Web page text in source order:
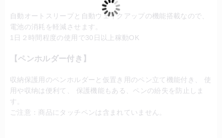
自動オートスリープと自動ウェイクアップの機能搭載なので、
電池の消耗を軽減させます。
1日２時間程度の使用で30日以上稼動OK
【ペンホルダー付き】
収納保護用のペンホルダーと仮置き用のペン立て機能付き、 使
用や収纳は便利て、 保護機能もある、ペンの紛失を防止しま
す。
ご注意：商品にタッチペンは含まれていません。